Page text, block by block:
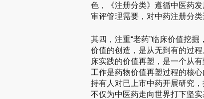
色，《注册分类》遵循中医药
审评管理需要，对中药注册分类
其四，注重“老药”临床价值挖
价值的创造，是从无到有的过
床实践的价值再塑，是一个从
工作是药物价值再塑过程的核
持有人对已上市中药开展研究
不仅为中医药走向世界打下坚